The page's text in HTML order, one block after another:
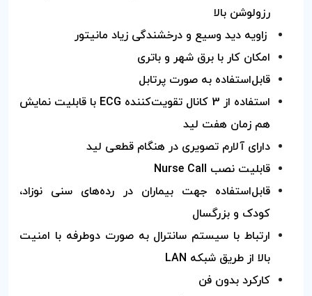
رزولوشن بالا
زاويه ديد وسيع و درخشندگی زياد مانیتور
امکان کار با برق شهر و باتری
قابل‌استفاده به‌ صورت پرتابل
استفاده از 3 کانال تقویت‌کننده ECG با قابلیت نمايش
هم‌ زمان هفت ليد
دارای آلارم تصويری در هنگام قطعی ليد
قابليت نصب Nurse Call
قابل‌استفاده جهت بيماران در رده‌های سنی نوزاد،
کودک و بزرگسال
ارتباط با سيستم سانترال به‌ صورت دوطرفه با امنيت
بالا از طريق شبکه LAN
کارکرد بدون فن